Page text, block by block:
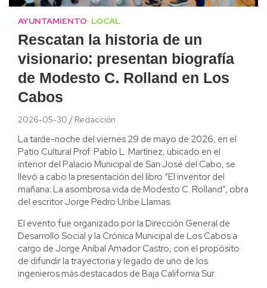
AYUNTAMIENTO LOCAL
Rescatan la historia de un
visionario: presentan biografía
de Modesto C. Rolland en Los
Cabos
2026-05-30 Redacción
La tarde-noche del viernes 29 de mayo de 2026, en el
Patio Cultural Prof. Pablo L. Martínez, ubicado en el
interior del Palacio Municipal de San José del Cabo, se
llevó a cabo la presentación del libro “El inventor del
mañana: La asombrosa vida de Modesto C. Rolland”, obra
del escritor Jorge Pedro Uribe Llamas.
El evento fue organizado por la Dirección General de
Desarrollo Social y la Crónica Municipal de Los Cabos a
cargo de Jorge Aníbal Amador Castro, con el propósito
de difundir la trayectoria y legado de uno de los
ingenieros más destacados de Baja California Sur.